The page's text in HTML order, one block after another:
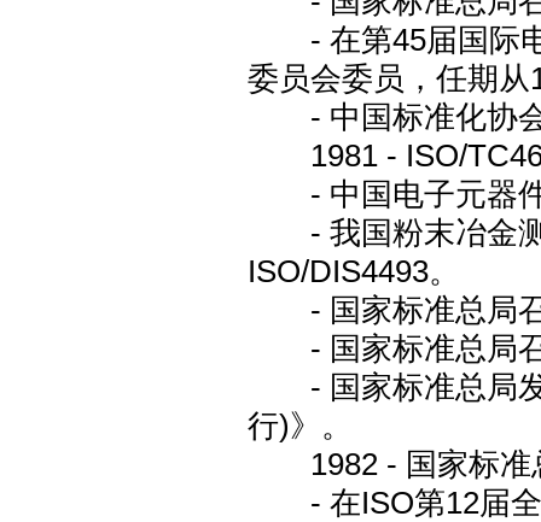
- 在第45届国际电
委员会委员，任期从
- 中国标准化协会
1981 - ISO/
- 中国电子元器件
- 我国粉末冶金测
ISO/DIS4493。
- 国家标准总局召
- 国家标准总局召
- 国家标准总局发
行)》。
1982 - 国家标准
- 在ISO第12届全